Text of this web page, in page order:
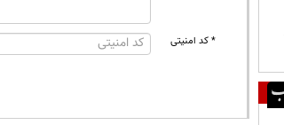
* کد امنیتی